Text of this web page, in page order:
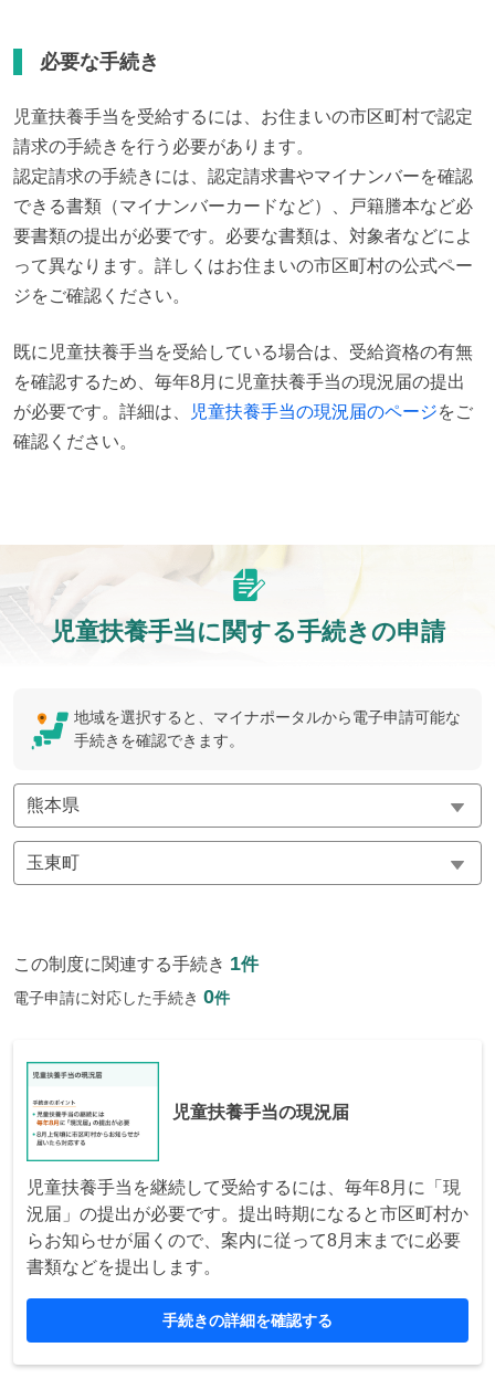
必要な手続き
児童扶養手当を受給するには、お住まいの市区町村で認定
請求の手続きを行う必要があります。
認定請求の手続きには、認定請求書やマイナンバーを確認
できる書類（マイナンバーカードなど）、戸籍謄本など必
要書類の提出が必要です。必要な書類は、対象者などによ
って異なります。詳しくはお住まいの市区町村の公式ペー
ジをご確認ください。
既に児童扶養手当を受給している場合は、受給資格の有無
を確認するため、毎年8月に児童扶養手当の現況届の提出
が必要です。詳細は、
児童扶養手当の現況届のページをご
確認ください。
児童扶養手当に関する手続きの申請
地域を選択すると、マイナポータルから電子申請可能な
手続きを確認できます。
この制度に関連する手続き 1件
電子申請に対応した手続き 0件
児童扶養手当の現況届
児童扶養手当を継続して受給するには、毎年8月に「現
況届」の提出が必要です。提出時期になると市区町村か
らお知らせが届くので、案内に従って8月末までに必要
書類などを提出します。
手続きの詳細を確認する